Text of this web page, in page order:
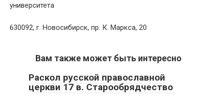
университета
630092, г. Новосибирск, пр. К. Маркса, 20
Вам также может быть интересно
Раскол русской православной
церкви 17 в. Старообрядчество